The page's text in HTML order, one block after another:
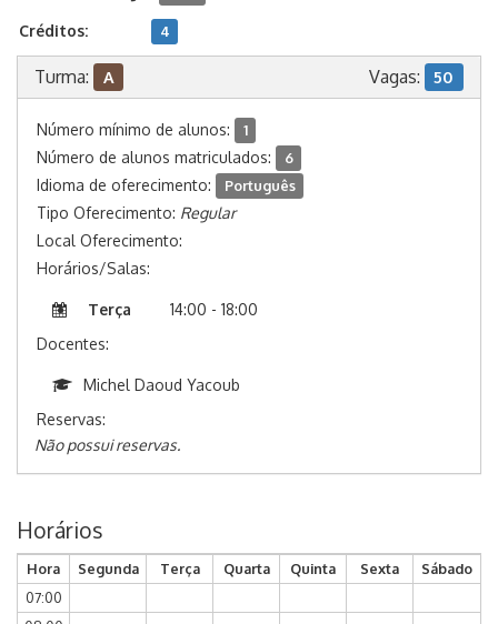
Créditos: 4
Turma: A Vagas: 50
Número mínimo de alunos: 1
Número de alunos matriculados: 6
Idioma de oferecimento: Português
Tipo Oferecimento: Regular
Local Oferecimento:
Horários/Salas:
Terça
14:00 - 18:00
Docentes:
Michel Daoud Yacoub
Reservas:
Não possui reservas.
Horários
Hora Segunda Terça Quarta Quinta Sexta
Sábado
07:00